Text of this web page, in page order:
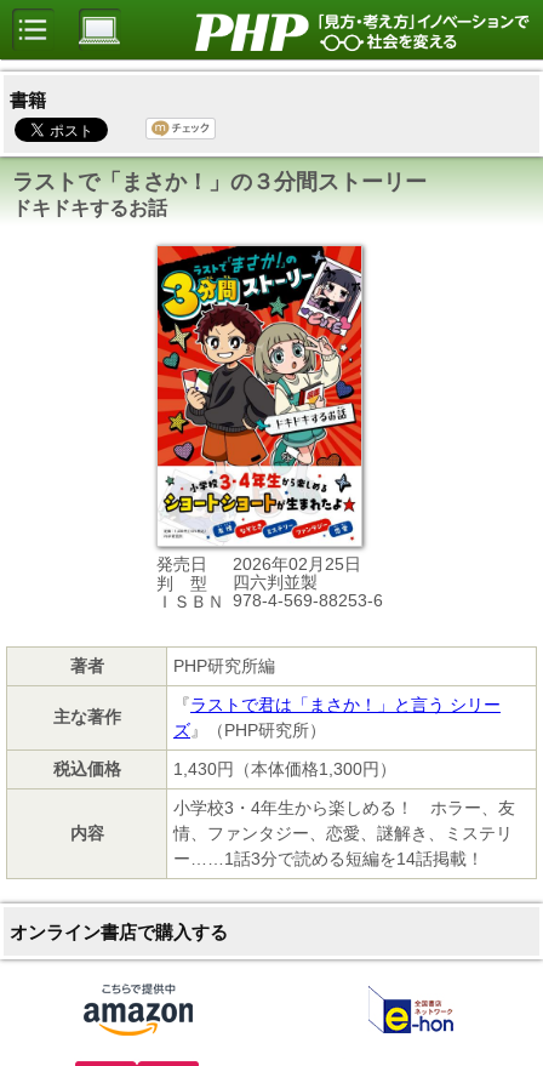
書籍
ラストで「まさか！」の３分間ストーリー
ドキドキするお話
発売日
2026年02月25日
判 型
四六判並製
ＩＳＢＮ
978-4-569-88253-6
著者 PHP研究所編
主な著作
『ラストで君は「まさか！」と言う シリー
ズ』（PHP研究所）
税込価格
1,430円（本体価格1,300円）
内容
小学校3・4年生から楽しめる！ ホラー、友
情、ファンタジー、恋愛、謎解き、ミステリ
ー……1話3分で読める短編を14話掲載！
オンライン書店で購入する